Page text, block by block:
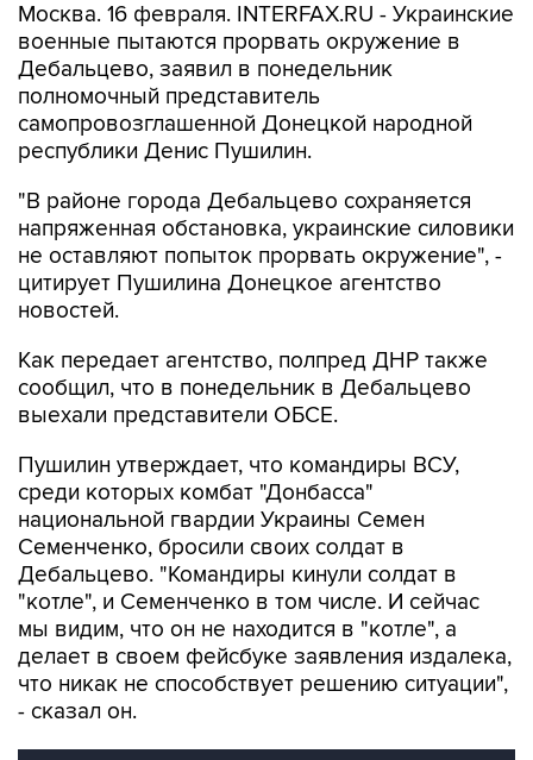
Москва. 16 февраля. INTERFAX.RU - Украинские
военные пытаются прорвать окружение в
Дебальцево, заявил в понедельник
полномочный представитель
самопровозглашенной Донецкой народной
республики Денис Пушилин.
"В районе города Дебальцево сохраняется
напряженная обстановка, украинские силовики
не оставляют попыток прорвать окружение", -
цитирует Пушилина Донецкое агентство
новостей.
Как передает агентство, полпред ДНР также
сообщил, что в понедельник в Дебальцево
выехали представители ОБСЕ.
Пушилин утверждает, что командиры ВСУ,
среди которых комбат "Донбасса"
национальной гвардии Украины Семен
Семенченко, бросили своих солдат в
Дебальцево. "Командиры кинули солдат в
"котле", и Семенченко в том числе. И сейчас
мы видим, что он не находится в "котле", а
делает в своем фейсбуке заявления издалека,
что никак не способствует решению ситуации",
- сказал он.